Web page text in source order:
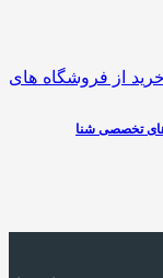
های تخصصی شنا